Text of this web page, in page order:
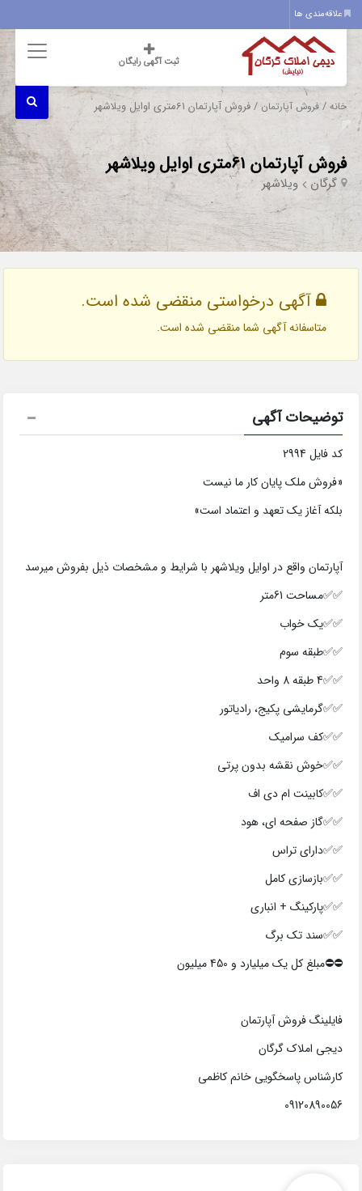
علاقه‌مندی ها
ثبت آگهی رایگان
خانه /فروش آپارتمان / فروش آپارتمان 61متری اوایل ویلاشهر
فروش آپارتمان 61متری اوایل ویلاشهر
گرگان ویلاشهر
آگهی درخواستی منقضی شده است.
متاسفانه آگهی شما منقضی شده است.
توضیحات آگهی
کد فایل 2994
«فروش ملک پایان کار ما نیست
بلکه آغاز یک تعهد و اعتماد است»
آپارتمان واقع در اوایل ویلاشهر با شرایط و مشخصات ذیل بفروش میرسد
✅✅مساحت 61متر
✅✅یک خواب
✅✅طبقه سوم
✅✅4 طبقه 8 واحد
✅✅گرمایشی پکیج، رادیاتور
✅✅کف سرامیک
✅✅خوش نقشه بدون پرتی
✅✅کابینت ام دی اف
✅✅گاز صفحه ای، هود
✅✅دارای تراس
✅✅بازسازی کامل
✅✅پارکینگ + انباری
✅✅سند تک برگ
⛔⛔️مبلغ کل یک میلیارد و 450 میلیون
فایلینگ فروش آپارتمان
دیجی املاک گرگان
کارشناس پاسخگویی خانم کاظمی
09120890056